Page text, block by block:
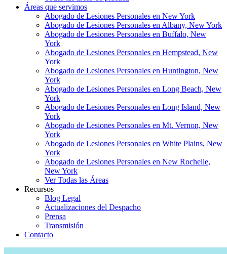
Áreas que servimos
Abogado de Lesiones Personales en New York
Abogado de Lesiones Personales en Albany, New York
Abogado de Lesiones Personales en Buffalo, New
York
Abogado de Lesiones Personales en Hempstead, New
York
Abogado de Lesiones Personales en Huntington, New
York
Abogado de Lesiones Personales en Long Beach, New
York
Abogado de Lesiones Personales en Long Island, New
York
Abogado de Lesiones Personales en Mt. Vernon, New
York
Abogado de Lesiones Personales en White Plains, New
York
Abogado de Lesiones Personales en New Rochelle,
New York
Ver Todas las Áreas
Recursos
Blog Legal
Actualizaciones del Despacho
Prensa
Transmisión
Contacto